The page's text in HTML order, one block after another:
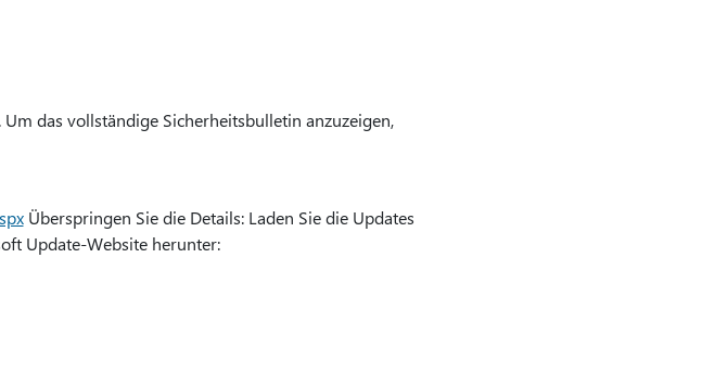
das vollständige Sicherheitsbulletin anzuzeigen,
Überspringen Sie die Details: Laden Sie die Updates
Update-Website herunter: